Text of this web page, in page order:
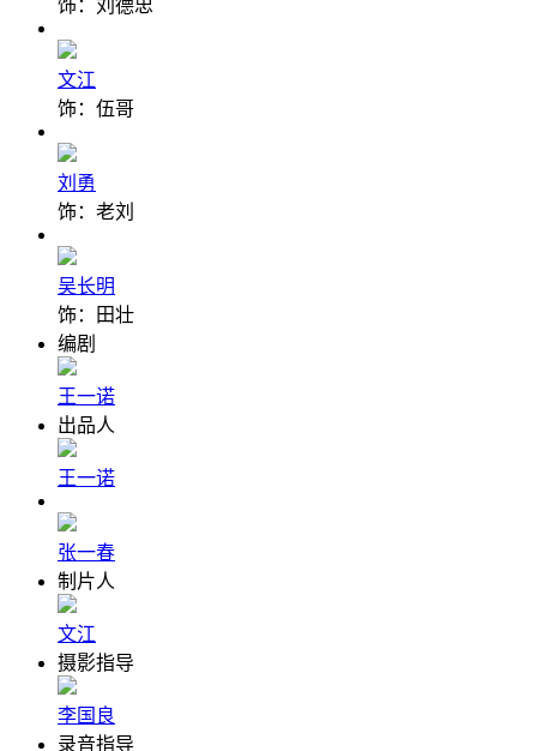
饰：刘德忠
文江
饰：伍哥
刘勇
饰：老刘
吴长明
饰：田壮
编剧
王一诺
出品人
王一诺
张一春
制片人
文江
摄影指导
李国良
录音指导